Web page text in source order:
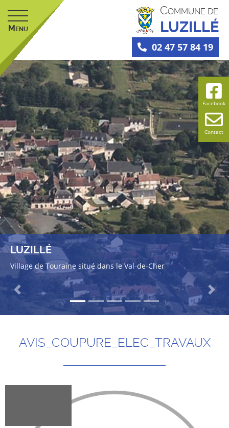
Facebook
Contact
M ENU
COMMUNE DE
LUZILLÉ
02 47 57 84 19
LUZILLÉ
Village de Touraine situé dans le Val-de-Cher
Previous Next
AVIS_COUPURE_ELEC_TRAVAUX